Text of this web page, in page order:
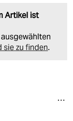
Artikel ist
sie zu finden.